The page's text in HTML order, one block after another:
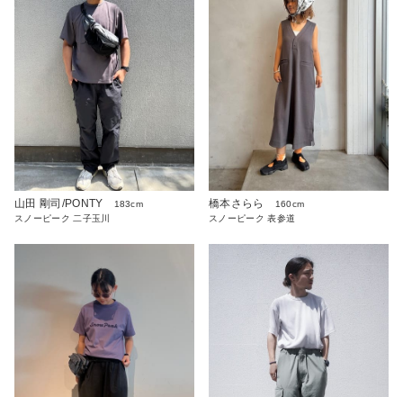
山田 剛司/PONTY
183cm
スノーピーク 二子玉川
橋本さらら
160cm
スノーピーク 表参道